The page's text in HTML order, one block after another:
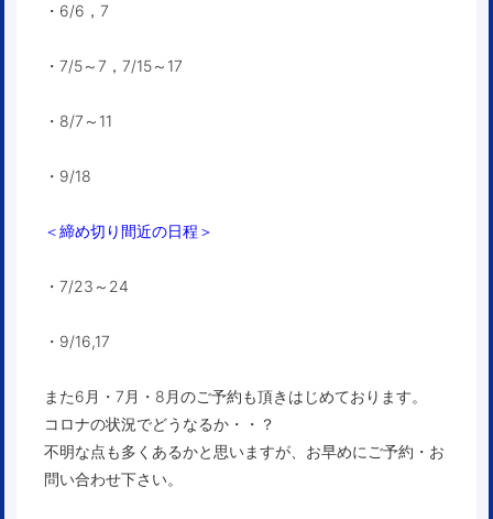
・6/6，7
・7/5～7，7/15～17
・8/7～11
・9/18
＜締め切り間近の日程＞
・7/23～24
・9/16,17
また6月・7月・8月のご予約も頂きはじめております。
コロナの状況でどうなるか・・？
不明な点も多くあるかと思いますが、お早めにご予約・お
問い合わせ下さい。